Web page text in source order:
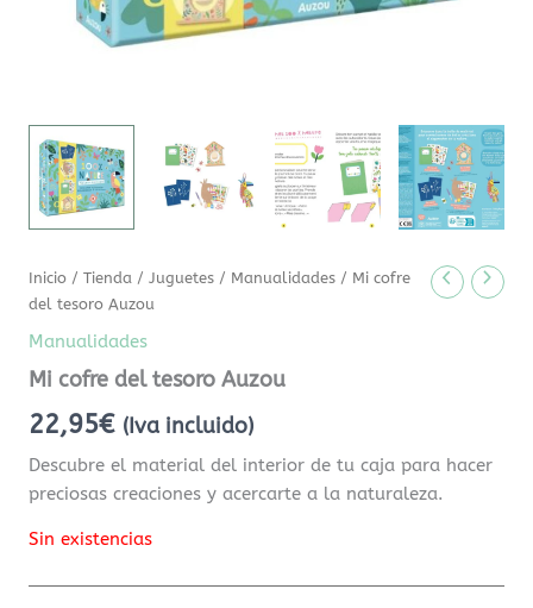
Inicio /Tienda /Juguetes / Manualidades / Mi cofre
del tesoro Auzou
Manualidades
Mi cofre del tesoro Auzou
22,95€ (Iva incluido)
Descubre el material del interior de tu caja para hacer
preciosas creaciones y acercarte a la naturaleza.
Sin existencias